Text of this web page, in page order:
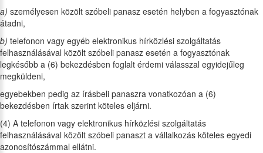
a) személyesen közölt szóbeli panasz esetén helyben a fogyasztónak
átadni,
b) telefonon vagy egyéb elektronikus hírközlési szolgáltatás
felhasználásával közölt szóbeli panasz esetén a fogyasztónak
legkésőbb a (6) bekezdésben foglalt érdemi válasszal egyidejűleg
megküldeni,
egyebekben pedig az írásbeli panaszra vonatkozóan a (6)
bekezdésben írtak szerint köteles eljárni.
(4) A telefonon vagy elektronikus hírközlési szolgáltatás
felhasználásával közölt szóbeli panaszt a vállalkozás köteles egyedi
azonosítószámmal ellátni.